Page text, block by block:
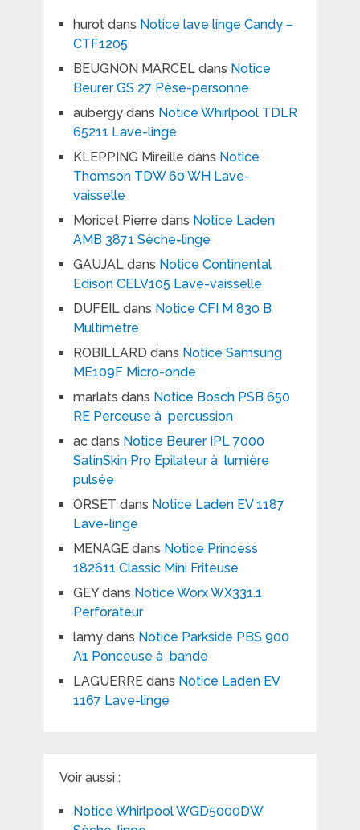
hurotdans Notice lave linge Candy –
CTF1205
BEUGNON MARCELdans Notice
Beurer GS 27 Pèse-personne
aubergydans Notice Whirlpool TDLR
65211 Lave-linge
KLEPPING Mireille dans Notice
Thomson TDW 60 WH Lave-
vaisselle
Moricet Pierre dans Notice Laden
AMB 3871 Sèche-linge
GAUJALdans Notice Continental
Edison CELV105 Lave-vaisselle
DUFEILdans Notice CFI M 830 B
Multimètre
ROBILLARD dans Notice Samsung
ME109F Micro-onde
marlats dans Notice Bosch PSB 650
RE Perceuse à percussion
acdans Notice Beurer IPL 7000
SatinSkin Pro Epilateur à lumière
pulsée
ORSET dans Notice Laden EV 1187
Lave-linge
MENAGEdans Notice Princess
182611 Classic Mini Friteuse
GEYdans Notice Worx WX331.1
Perforateur
lamydans Notice Parkside PBS 900
A1 Ponceuse à bande
LAGUERREdans Notice Laden EV
1167 Lave-linge
Voir aussi :
Notice Whirlpool WGD5000DW